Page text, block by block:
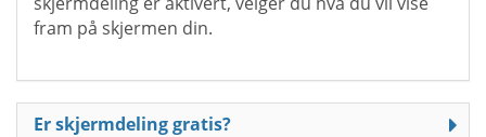
fram på skjermen din.
Er skjermdeling gratis?